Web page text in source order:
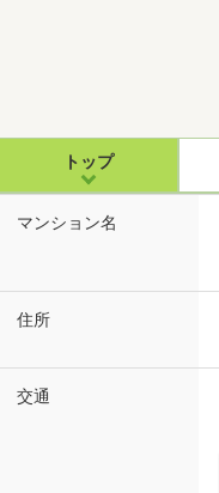
トップ
マンション名
住所
交通